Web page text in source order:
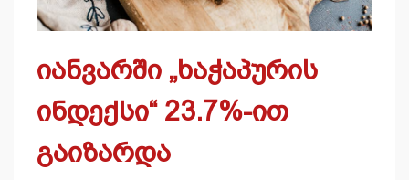
იანვარში „ხაჭაპურის
ინდექსი“ 23.7%-ით
გაიზარდა